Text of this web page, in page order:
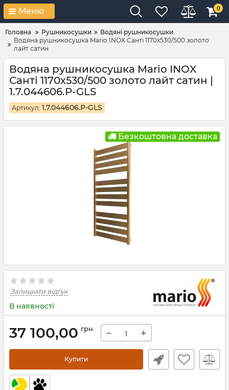
Меню 0
Головна Рушникосушки
Водяні рушникосушки
Водяна рушникосушка Mario INOX Санті 1170х530/500 золото
лайт сатин
Водяна рушникосушка Mario INOX
Санті 1170х530/500 золото лайт сатин |
1.7.044606.P-GLS
Артикул: 1.7.044606.P-GLS
Безкоштовна доставка
Залишити відгук
В наявності
37 100,00 грн − +
Купити